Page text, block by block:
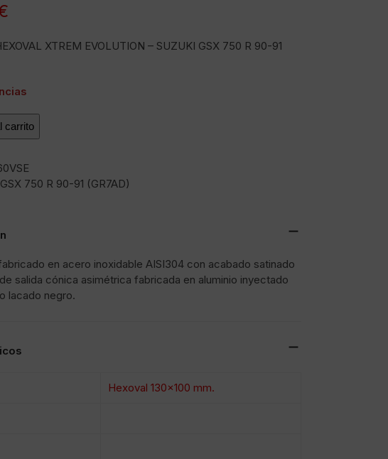
XTREM EVOLUTION – SUZUKI GSX 750 R 90-91
carrito
GSX 750 R 90-91 (GR7AD)
en acero inoxidable AISI304 con acabado satinado
salida cónica asimétrica fabricada en aluminio inyectado
lacado negro.
Hexoval 130×100 mm.